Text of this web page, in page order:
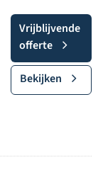
Vrijblijvende
offerte
Bekijken